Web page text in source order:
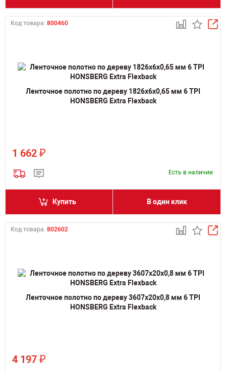
Код товара: 800460
Ленточное полотно по дереву 1826х6х0,65 мм 6 TPI
HONSBERG Extra Flexback
1 662 ₽
Есть в наличии
Купить В один клик
Код товара: 802602
Ленточное полотно по дереву 3607х20х0,8 мм 6 TPI
HONSBERG Extra Flexback
4 197 ₽